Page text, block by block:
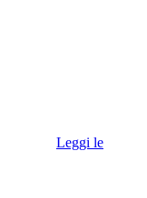
Leggi le